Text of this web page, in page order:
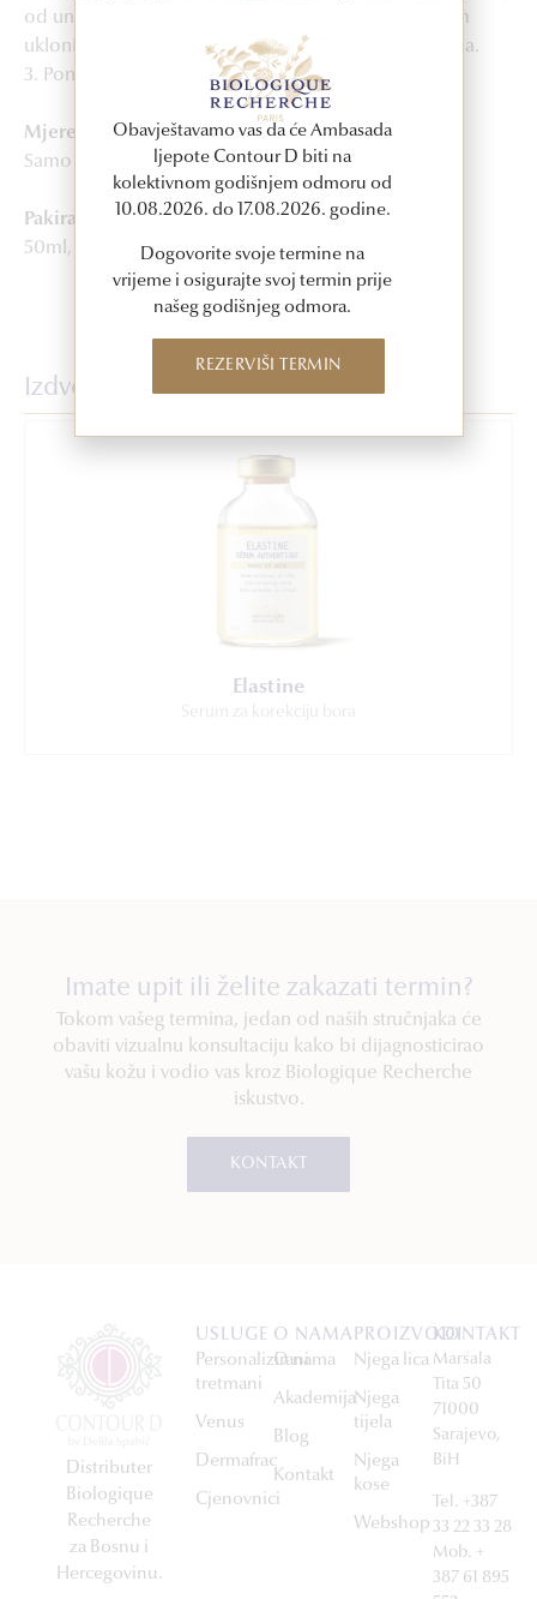
od unutra prema van, od dekoltea prema čelu, zatim
uklonite proizvod navlaženim pamučnim blazinicama.
3. Ponovite do potpunog uklanjanja nečistoća.
Mjere opreza
Samo za vanjsku upotrebu.
Pakiranje
50ml, 150ml, 250ml
Izdvojeni proizvodi
Elastine
Serum za korekciju bora
Imate upit ili želite zakazati termin?
Tokom vašeg termina, jedan od naših stručnjaka će
obaviti vizualnu konsultaciju kako bi dijagnosticirao
vašu kožu i vodio vas kroz Biologique Recherche
iskustvo.
KONTAKT
Distributer
Biologique
Recherche
za Bosnu i
Hercegovinu.
USLUGE
Personalizirani
tretmani
Venus
Dermafrac
Cjenovnici
O NAMA
O nama
Akademija
Blog
Kontakt
PROIZVODI
Njega lica
Njega
tijela
Njega
kose
Webshop
KONTAKT
Maršala
Tita 50
71000
Sarajevo,
BiH
Tel. +387
33 22 33 28
Mob. +
387 61 895
Obavještavamo vas da će Ambasada
ljepote Contour D biti na
kolektivnom godišnjem odmoru od
10.08.2026. do 17.08.2026. godine.
Dogovorite svoje termine na
vrijeme i osigurajte svoj termin prije
našeg godišnjeg odmora.
REZERVIŠI TERMIN